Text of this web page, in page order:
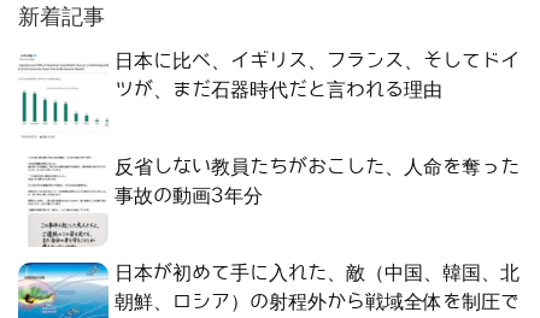
新着記事
日本に比べ、イギリス、フランス、そしてドイ
ツが、まだ石器時代だと言われる理由
反省しない教員たちがおこした、人命を奪った
事故の動画3年分
日本が初めて手に入れた、敵（中国、韓国、北
朝鮮、ロシア）の射程外から戦域全体を制圧で